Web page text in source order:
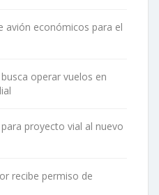
avión económicos para el
busca operar vuelos en
proyecto vial al nuevo
recibe permiso de